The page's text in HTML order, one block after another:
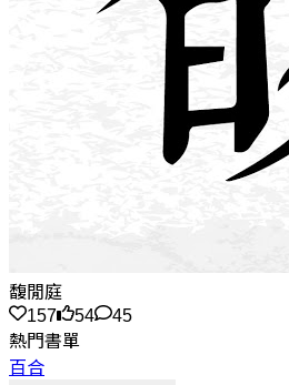
馥閒庭
157
54
45
熱門書單
百合